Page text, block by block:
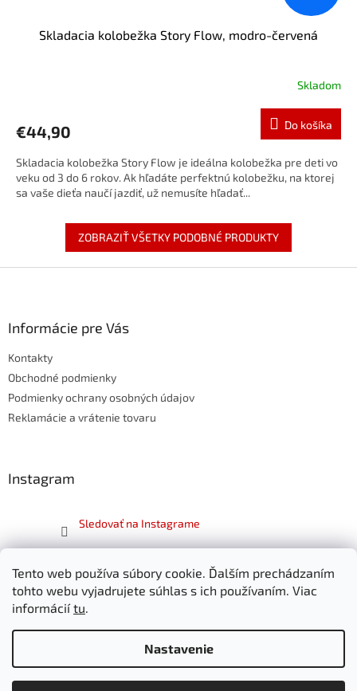
Tento web používa súbory cookie. Ďalším prechádzaním
tohto webu vyjadrujete súhlas s ich používaním. Viac
informáciítu.
Nastavenie
Skladacia kolobežka Story Flow, modro-červená
Skladom
€44,90 Do košíka
Skladacia kolobežka Story Flow je ideálna kolobežka pre deti vo
veku od 3 do 6 rokov. Ak hľadáte perfektnú kolobežku, na ktorej
sa vaše dieťa naučí jazdiť, už nemusíte hľadať...
ZOBRAZIŤ VŠETKY PODOBNÉ PRODUKTY
Informácie pre Vás
Kontakty
Obchodné podmienky
Podmienky ochrany osobných údajov
Reklamácie a vrátenie tovaru
Instagram
Sledovať na Instagrame
Facebook
Vytvoril Shoptet